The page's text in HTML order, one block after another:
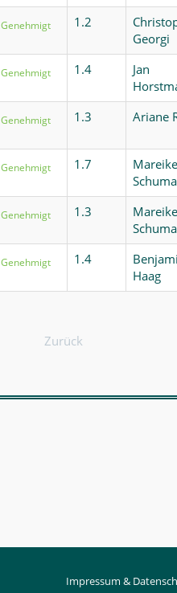
Genehmigt 1.2
Georgi
Genehmigt 1.4
Jan
Genehmigt 1.3 Ariane
Genehmigt 1.7
Mareike
Genehmigt 1.3
Mareike
Genehmigt 1.4
Haag
Zurück
Impressum &